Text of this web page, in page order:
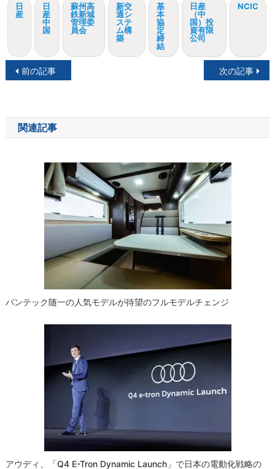
日
産
日
産
中
国
蘇州高
鉄新城
管理委
員会
新交
通シ
ステ
ム構
築
基
本
協
定
締
結
日産
（中
国）投
資有限
公司
NCIC
投
ナ
ビ
前の記事 次の記事
関連記事
バンテック随一の人気モデルが待望のフルモデルチェンジ
アウディ、「Q4 E-Tron Dynamic Launch」で日本の電動化戦略の